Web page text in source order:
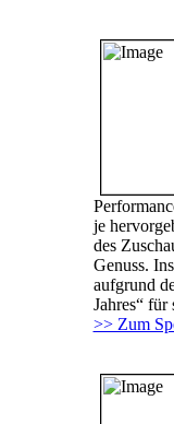
je
des
Genuss.
aufgrund
Jahres“
>> Zum